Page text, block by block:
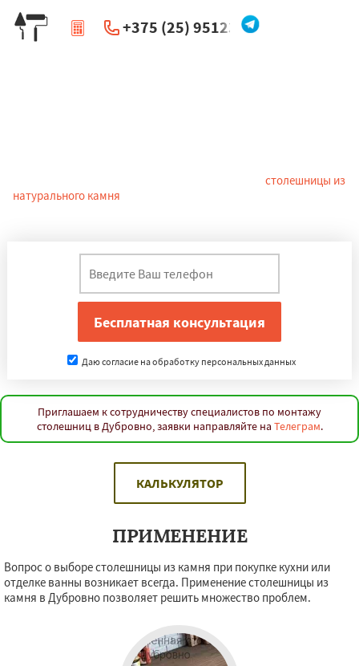
+375 (25) 951234
столешницы из
натурального камня
Даю согласие на обработку персональных данных
Приглашаем к сотрудничеству специалистов по монтажу
столешниц в Дубровно, заявки направляйте на Телеграм.
КАЛЬКУЛЯТОР
ПРИМЕНЕНИЕ
Вопрос о выборе столешницы из камня при покупке кухни или
отделке ванны возникает всегда. Применение столешницы из
камня в Дубровно позволяет решить множество проблем.